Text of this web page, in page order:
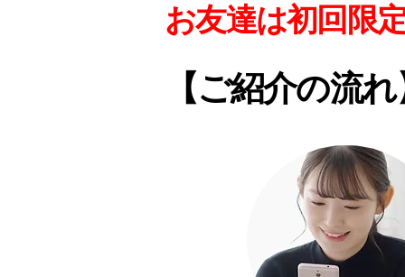
お友達は初回限
【ご紹介の流